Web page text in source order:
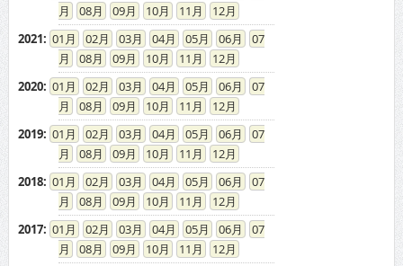
08
09 10 11
12
2021: 01 02 03 04 05 06
07
08
09 10 11
12
2020: 01 02 03 04 05 06
07
08
09 10 11
12
2019: 01 02 03 04 05 06
07
08
09 10 11
12
2018: 01 02 03 04 05 06
07
08
09 10 11
12
2017: 01 02 03 04 05 06
07
08
09 10 11
12